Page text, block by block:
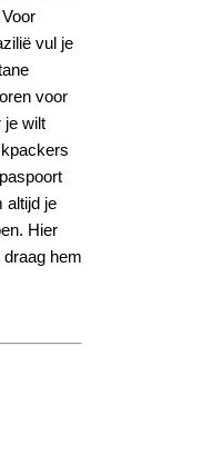
vul je
voor
je wilt
altijd je
Hier
hem